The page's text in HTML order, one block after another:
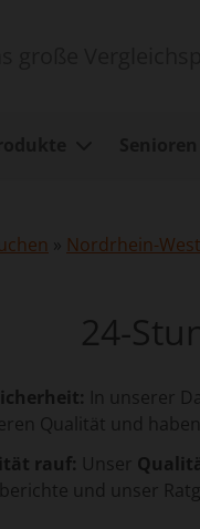
» Nordrhein-
24-
In unserer
Qualität und
rauf: Unser
und unser